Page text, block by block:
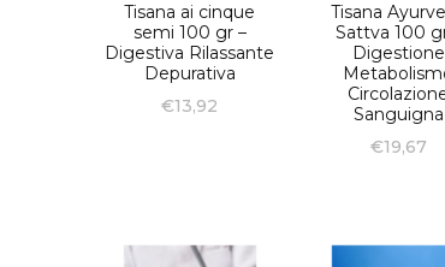
Tisana ai cinque
semi 100 gr –
Digestiva Rilassante
Depurativa
€13,92
Tisana
Sattva 100
Digestione
Sanguigna
€19,67